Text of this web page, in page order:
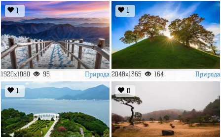
1
1920x1080 95 Природа
1
2048x1365 164 Природа
1 0